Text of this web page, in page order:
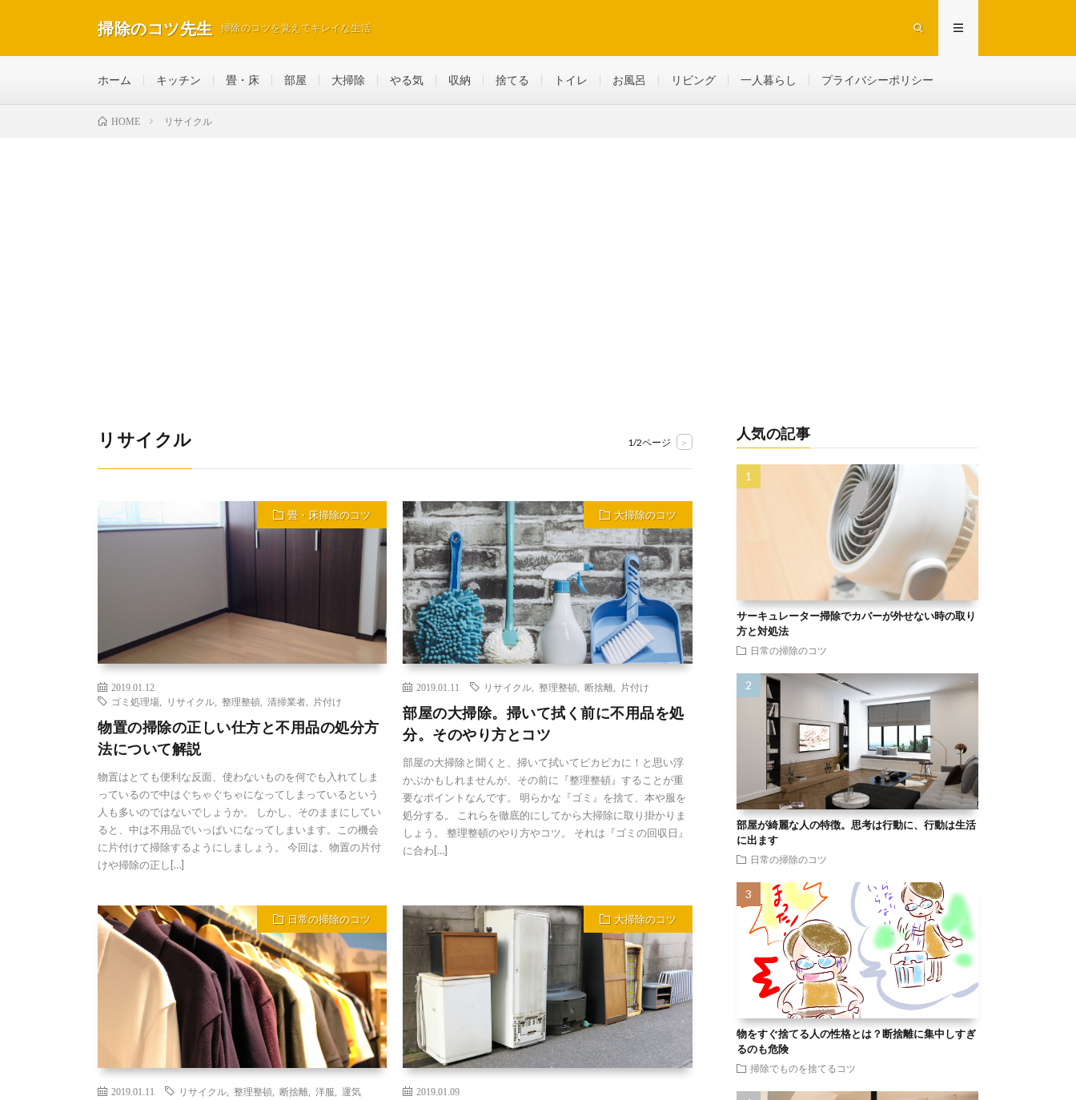
掃除のコツ先生 掃除のコツを覚えてキレイな生活
ホーム キッチン 畳・床 部屋 大掃除 やる気 収納 捨てる トイレ お風呂 リビング 一人暮らし プライバシーポリシー
HOME リサイクル
リサイクル 1/2ページ >
畳・床掃除のコツ
2019.01.12
ゴミ処理場
リサイクル 整理整頓 清掃業者 片付け
物置の掃除の正しい仕方と不用品の処分方
法について解説
物置はとても便利な反面、使わないものを何でも入れてしま
っているので中はぐちゃぐちゃになってしまっているという
人も多いのではないでしょうか。 しかし、そのままにしてい
ると、中は不用品でいっぱいになってしまいます。この機会
に片付けて掃除するようにしましょう。 今回は、物置の片付
けや掃除の正し[…]
大掃除のコツ
2019.01.11 リサイクル ,整理整頓 断捨離 片付け
部屋の大掃除。掃いて拭く前に不用品を処
分。そのやり方とコツ
部屋の大掃除と聞くと、掃いて拭いてピカピカに！と思い浮
かぶかもしれませんが、その前に『整理整頓』することが重
要なポイントなんです。 明らかな『ゴミ』を捨て、本や服を
処分する。 これらを徹底的にしてから大掃除に取り掛かりま
しょう。 整理整頓のやり方やコツ。 それは『ゴミの回収日』
に合わ[…]
日常の掃除のコツ
2019.01.11 リサイクル 整理整頓 断捨離 洋服 運気
大掃除のコツ
2019.01.09
人気の記事
サーキュレーター掃除でカバーが外せない時の取り
方と対処法
日常の掃除のコツ
部屋が綺麗な人の特徴。思考は行動に、行動は生活
に出ます
日常の掃除のコツ
物をすぐ捨てる人の性格とは？断捨離に集中しすぎ
るのも危険
掃除でものを捨てるコツ